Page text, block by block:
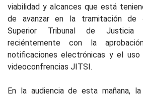
viabilidad y alcances que está
de avanzar en la tramitación de
Superior Tribunal de
reciéntemente con la
notificaciones electrónicas y el
videoconfrencias JITSI.
En la audiencia de esta mañana,